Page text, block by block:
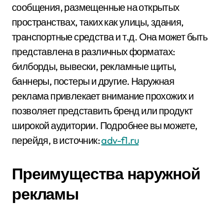
сообщения, размещенные на открытых
пространствах, таких как улицы, здания,
транспортные средства и т.д. Она может быть
представлена в различных форматах:
билборды, вывески, рекламные щиты,
баннеры, постеры и другие. Наружная
реклама привлекает внимание прохожих и
позволяет представить бренд или продукт
широкой аудитории. Подробнее вы можете,
перейдя, в источник:adv-f1.ru
Преимущества наружной
рекламы